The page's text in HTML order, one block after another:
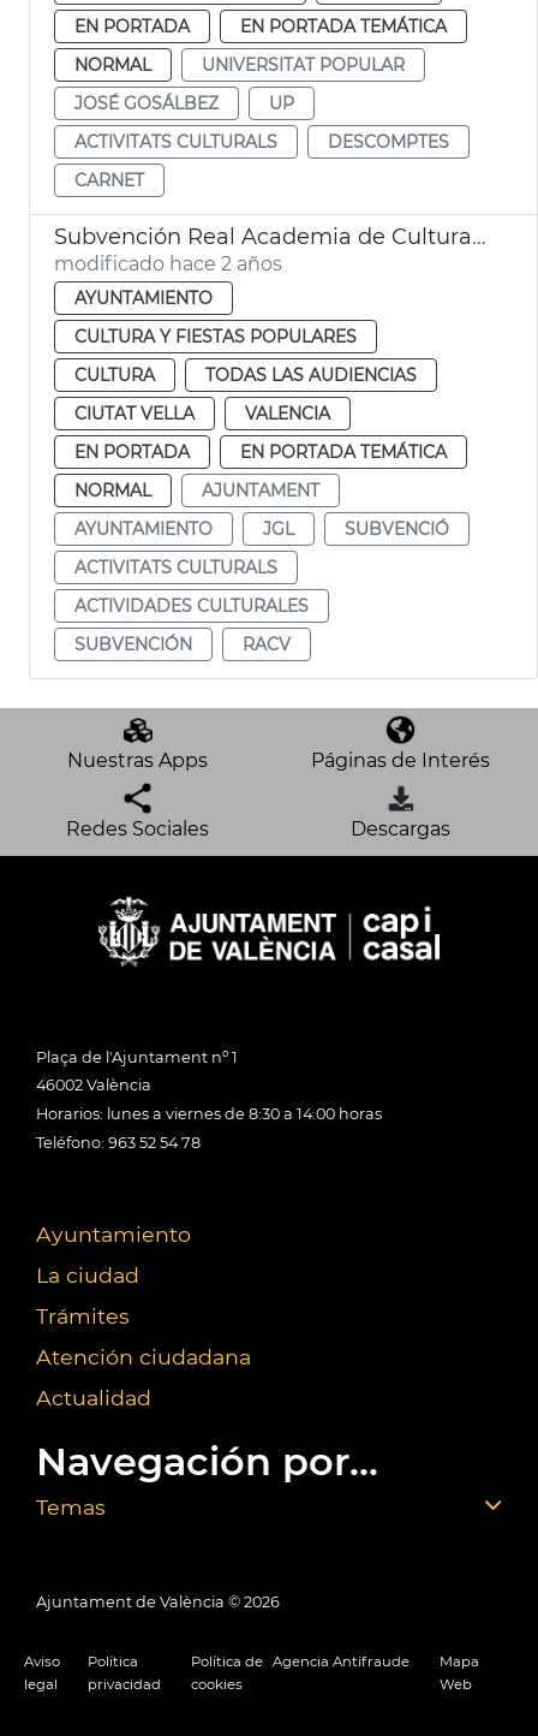
EN PORTADA
EN PORTADA TEMÁTICA
NORMAL
UNIVERSITAT POPULAR
JOSÉ GOSÁLBEZ
UP
ACTIVITATS CULTURALS
DESCOMPTES
CARNET
Subvención Real Academia de Cultura Valenciana
modificado hace 2 años
AYUNTAMIENTO
CULTURA Y FIESTAS POPULARES
CULTURA
TODAS LAS AUDIENCIAS
CIUTAT VELLA
VALENCIA
EN PORTADA
EN PORTADA TEMÁTICA
NORMAL
AJUNTAMENT
AYUNTAMIENTO
JGL
SUBVENCIÓ
ACTIVITATS CULTURALS
ACTIVIDADES CULTURALES
SUBVENCIÓN
RACV
Nuestras Apps Páginas de Interés
Redes Sociales Descargas
Plaça de l'Ajuntament nº 1
46002 València
Horarios: lunes a viernes de 8:30 a 14:00 horas
Teléfono: 963 52 54 78
Ayuntamiento
La ciudad
Trámites
Atención ciudadana
Actualidad
Navegación por...
Temas
Ajuntament de València © 2026
Aviso
legal
Política
privacidad
Política de
cookies
Agencia Antifraude
Mapa
Web